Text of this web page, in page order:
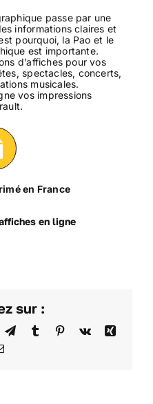
passe par une
informations claires et
pourquoi, la Pao et le
est importante.
d’affiches pour vos
spectacles, concerts,
musicales.
vos impressions
en France
en ligne
sur :
TelegramTumblr Pinterest
Vk
Xing
Email